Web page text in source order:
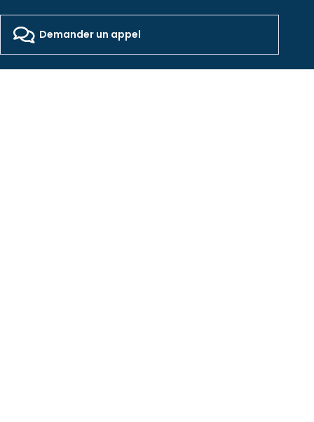
2026 - Freepackers - All Rights Reserved​
Designed by Pocom Digital Agency
Demander un appel